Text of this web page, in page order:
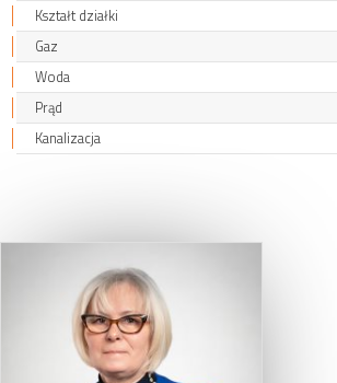
Kształt działki
Gaz
Woda
Prąd
Kanalizacja